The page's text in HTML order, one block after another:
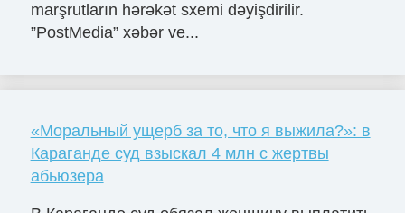
marşrutların hərəkət sxemi dəyişdirilir.
”PostMedia” xəbər ve...
«Моральный ущерб за то, что я выжила?»: в
Караганде суд взыскал 4 млн с жертвы
абьюзера